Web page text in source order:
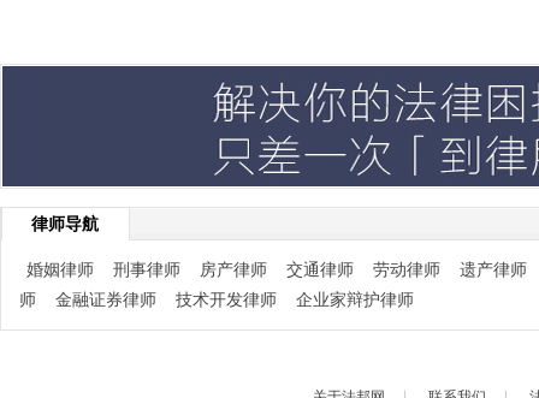
律师导航
婚姻律师 刑事律师 房产律师 交通律师 劳动律师
遗产律师
师
金融证券律师 技术开发律师 企业家辩护律师